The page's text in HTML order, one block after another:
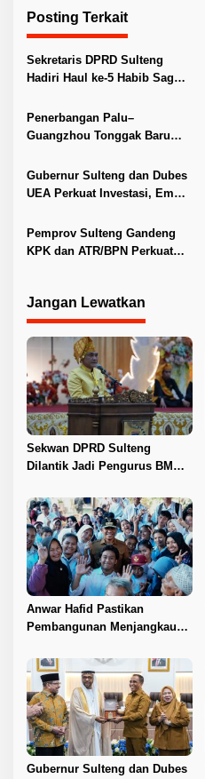
a
s
i
p
o
s
Posting Terkait
Sekretaris DPRD Sulteng
Hadiri Haul ke-5 Habib Saggaf
Penerbangan Palu–
Guangzhou Tonggak Baru
Gubernur Sulteng dan Dubes
UEA Perkuat Investasi, Empat
Pemprov Sulteng Gandeng
KPK dan ATR/BPN Perkuat
Jangan Lewatkan
Sekwan DPRD Sulteng
Dilantik Jadi Pengurus BMA
Anwar Hafid Pastikan
Pembangunan Menjangkau
Gubernur Sulteng dan Dubes